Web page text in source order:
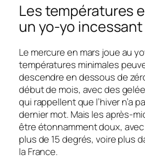
Les températures
un yo-yo incessant
Le mercure en mars joue au
températures minimales
descendre en dessous de
début de mois, avec des
qui rappellent que l’hiver n’a
dernier mot. Mais les après-
être étonnamment doux,
plus de 15 degrés, voire plus
la France.